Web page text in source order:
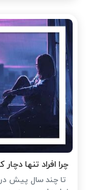
چرا افراد تنها
تا چند سال پیش در